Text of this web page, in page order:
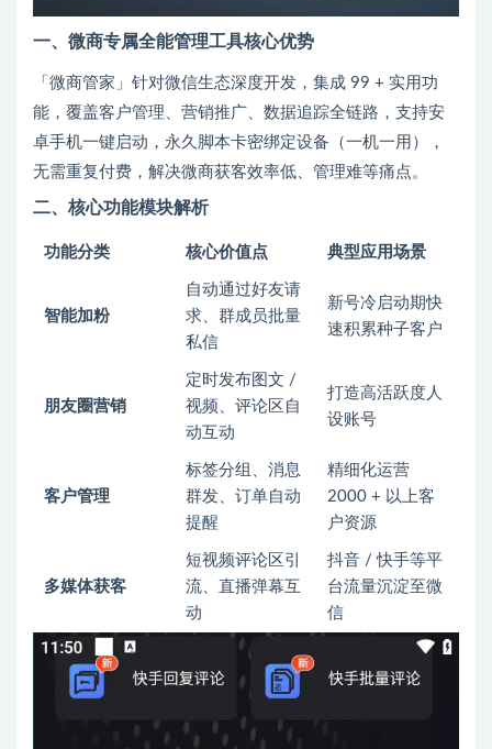
一、微商专属全能管理工具核心优势
「微商管家」针对微信生态深度开发，集成 99 + 实用功
能，覆盖客户管理、营销推广、数据追踪全链路，支持安
卓手机一键启动，永久脚本卡密绑定设备（一机一用），
无需重复付费，解决微商获客效率低、管理难等痛点。
二、核心功能模块解析
功能分类 核心价值点 典型应用场景
智能加粉
自动通过好友请
求、群成员批量
私信
新号冷启动期快
速积累种子客户
朋友圈营销
定时发布图文 /
视频、评论区自
动互动
打造高活跃度人
设账号
客户管理
标签分组、消息
群发、订单自动
提醒
精细化运营
2000 + 以上客
户资源
多媒体获客
短视频评论区引
流、直播弹幕互
动
抖音 / 快手等平
台流量沉淀至微
信